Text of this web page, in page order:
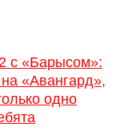
с «Барысом»:
«Авангард»,
одно